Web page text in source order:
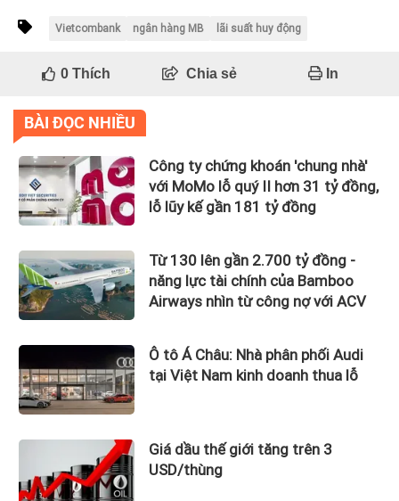
Vietcombank ngân hàng MB lãi suất huy động
0Thích Chia sẻ In
BÀI ĐỌC NHIỀU
Công ty chứng khoán 'chung nhà'
với MoMo lỗ quý II hơn 31 tỷ đồng,
lỗ lũy kế gần 181 tỷ đồng
Từ 130 lên gần 2.700 tỷ đồng -
năng lực tài chính của Bamboo
Airways nhìn từ công nợ với ACV
Ô tô Á Châu: Nhà phân phối Audi
tại Việt Nam kinh doanh thua lỗ
Giá dầu thế giới tăng trên 3
USD/thùng